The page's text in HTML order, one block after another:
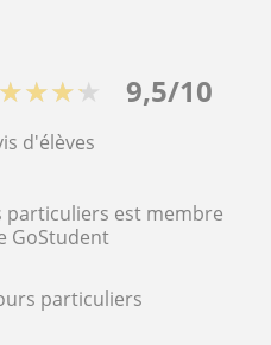
9,5/10
d'élèves
particuliers est membre
GoStudent
particuliers